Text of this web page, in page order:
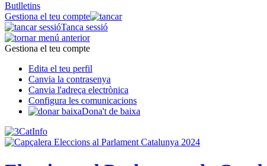
Butlletins
Gestiona el teu compte
Tanca sessió
Gestiona el teu compte
Edita el teu perfil
Canvia la contrasenya
Canvia l'adreça electrònica
Configura les comunicacions
Dona't de baixa